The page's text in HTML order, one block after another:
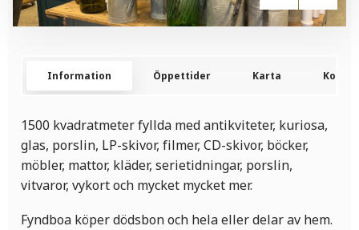
Information Öppettider Karta
1500 kvadratmeter fyllda med antikviteter, kuriosa,
glas, porslin, LP-skivor, filmer, CD-skivor, böcker,
möbler, mattor, kläder, serietidningar, porslin,
vitvaror, vykort och mycket mycket mer.
Fyndboa köper dödsbon och hela eller delar av hem.